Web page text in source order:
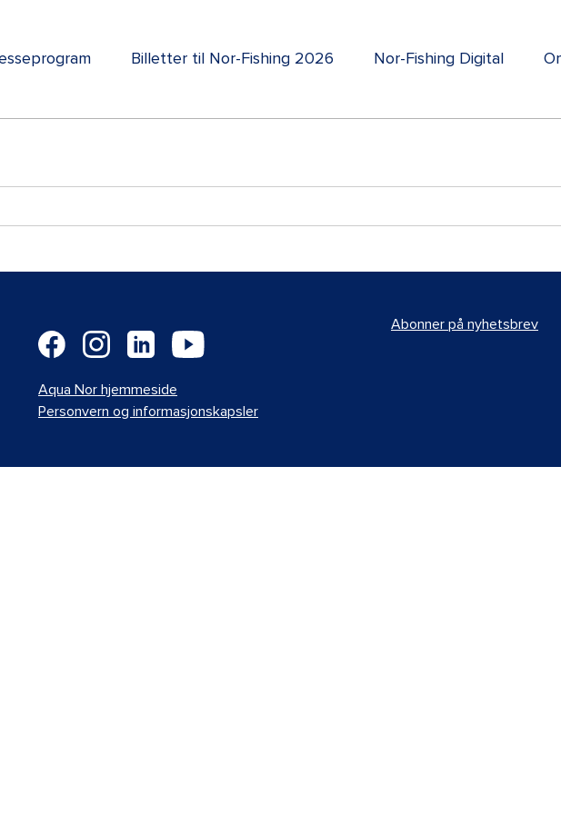
Billetter til Nor-Fishing 2026 Nor-Fishing Digital
Aqua Nor hjemmeside
Personvern og informasjonskapsler
Abonner på nyhetsbrev